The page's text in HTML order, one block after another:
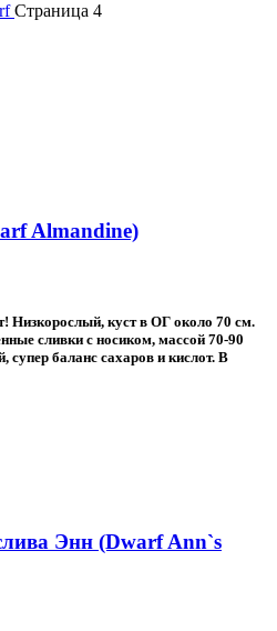
Страница 4
Almandine)
Низкорослый, куст в ОГ около 70 см.
сливки с носиком, массой 70-90
баланс сахаров и кислот. В
Энн (Dwarf Ann`s